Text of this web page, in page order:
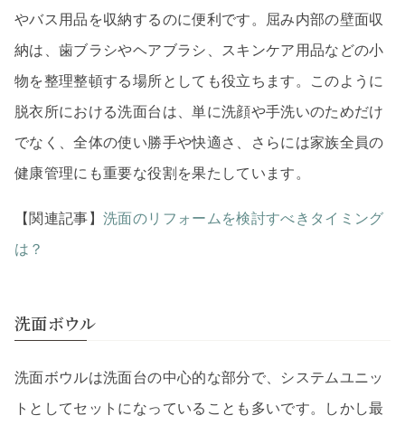
やバス用品を収納するのに便利です。屈み内部の壁面収
納は、歯ブラシやヘアブラシ、スキンケア用品などの小
物を整理整頓する場所としても役立ちます。このように
脱衣所における洗面台は、単に洗顔や手洗いのためだけ
でなく、全体の使い勝手や快適さ、さらには家族全員の
健康管理にも重要な役割を果たしています。
【関連記事】洗面のリフォームを検討すべきタイミング
は？
洗面ボウル
洗面ボウルは洗面台の中心的な部分で、システムユニッ
トとしてセットになっていることも多いです。しかし最